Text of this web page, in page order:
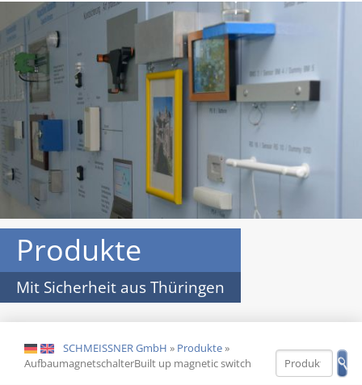
Produkte
Mit Sicherheit aus Thüringen
DE EN SCHMEISSNER GmbH » Produkte»
AufbaumagnetschalterBuilt up magnetic switch